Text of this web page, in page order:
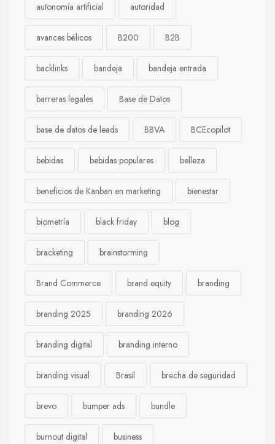
autonomía artificial autoridad
avances bélicos B200 B2B
backlinks bandeja bandeja entrada
barreras legales Base de Datos
base de datos de leads BBVA BCEcopilot
bebidas bebidas populares belleza
beneficios de Kanban en marketing bienestar
biometría black friday blog
bracketing brainstorming
Brand Commerce brand equity branding
branding 2025 branding 2026
branding digital branding interno
branding visual Brasil brecha de seguridad
brevo bumper ads bundle
burnout digital business